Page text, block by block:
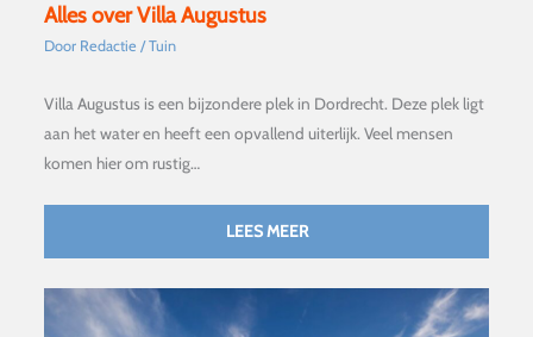
Alles over Villa Augustus
Door Redactie /Tuin
Villa Augustus is een bijzondere plek in Dordrecht. Deze plek ligt
aan het water en heeft een opvallend uiterlijk. Veel mensen
komen hier om rustig…
LEES MEER